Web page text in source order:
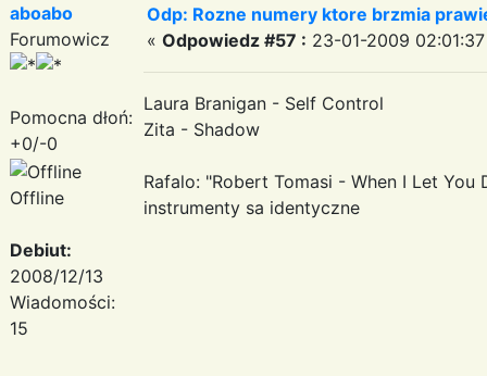
aboabo
Forumowicz
Pomocna dłoń:
+0/-0
Offline
Debiut:
2008/12/13
Wiadomości:
15
Odp: Rozne numery ktore brzmia
« Odpowiedz #57 : 23-01-2009
Laura Branigan - Self Control
Zita - Shadow
Rafalo: "Robert Tomasi - When I Let
instrumenty sa identyczne